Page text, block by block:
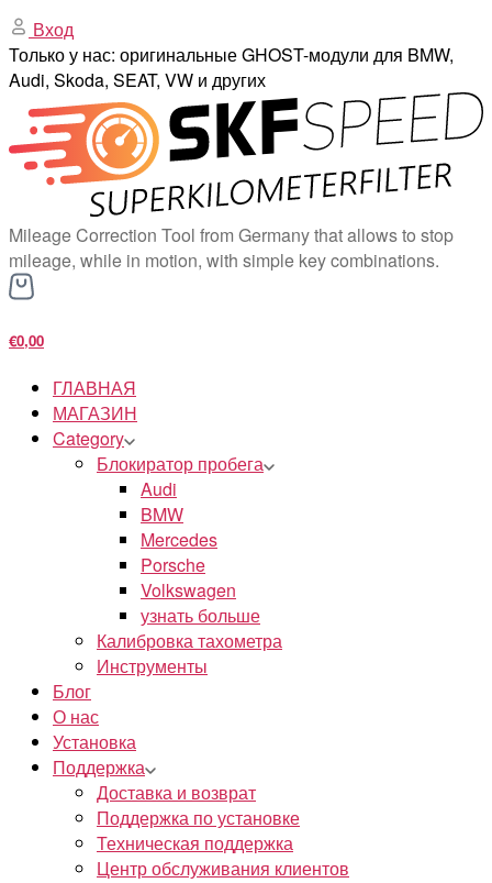
Вход
Только у нас: оригинальные GHOST-модули для BMW,
Audi, Skoda, SEAT, VW и других
Mileage Correction Tool from Germany that allows to stop
mileage, while in motion, with simple key combinations.
€0,00
ГЛАВНАЯ
МАГАЗИН
Category
Блокиратор пробега
Audi
BMW
Mercedes
Porsche
Volkswagen
узнать больше
Калибровка тахометра
Инструменты
Блог
О нас
Установка
Поддержка
Доставка и возврат
Поддержка по установке
Техническая поддержка
Центр обслуживания клиентов